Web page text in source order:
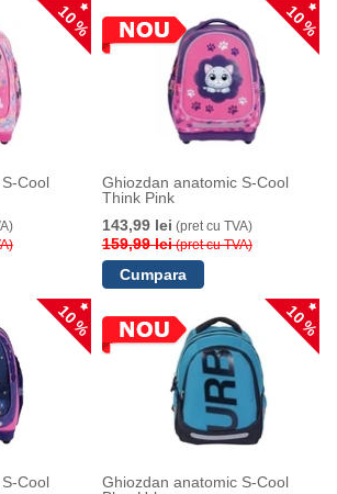
10 %
Cool
10 %
Ghiozdan anatomic S-Cool
Think Pink
143,99 lei (pret cu TVA)
159,99 lei(pret cu TVA)
10 %
Cool
10 %
Ghiozdan anatomic S-Cool